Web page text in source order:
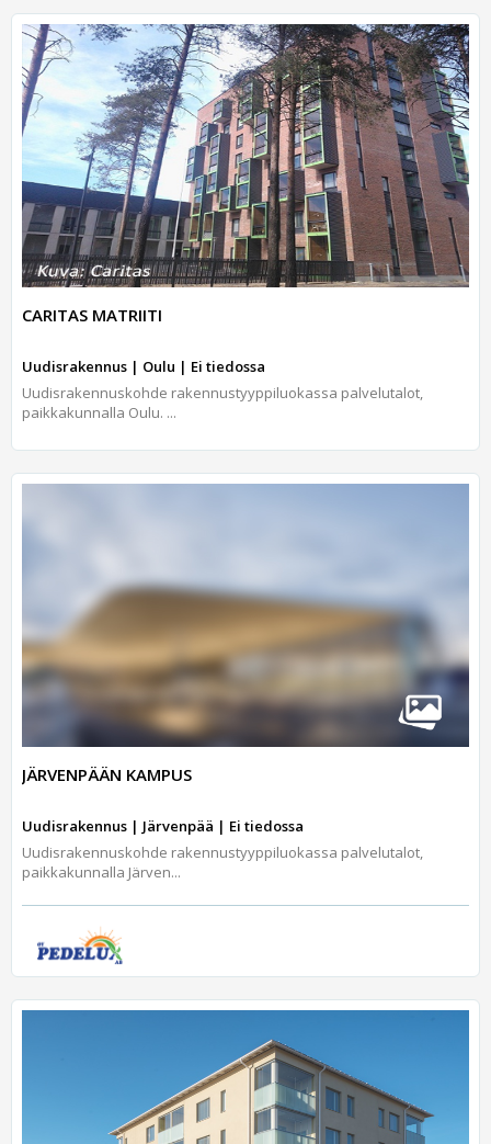
CARITAS MATRIITI
Uudisrakennus | Oulu | Ei tiedossa
Uudisrakennuskohde rakennustyyppiluokassa palvelutalot,
paikkakunnalla Oulu. ...
JÄRVENPÄÄN KAMPUS
Uudisrakennus | Järvenpää | Ei tiedossa
Uudisrakennuskohde rakennustyyppiluokassa palvelutalot,
paikkakunnalla Järven...